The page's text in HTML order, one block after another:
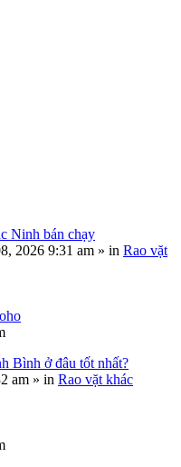
Ninh bán chạy
2026 9:31 am » in Rao vặt
Bình ở đâu tốt nhất?
am » in Rao vặt khác